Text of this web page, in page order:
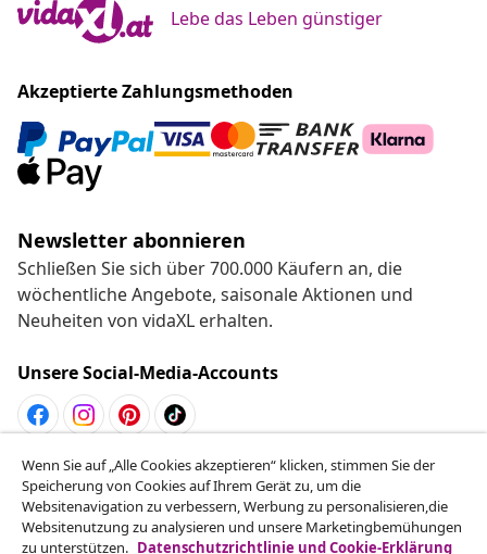
Lebe das Leben günstiger
Akzeptierte Zahlungsmethoden
Newsletter abonnieren
Schließen Sie sich über 700.000 Käufern an, die
wöchentliche Angebote, saisonale Aktionen und
Neuheiten von vidaXL erhalten.
Unsere Social-Media-Accounts
Vom Vertrag zurücktreten
Reiche einen Widerrufsantrag für deine Bestellung
ein.
Wenn Sie auf „Alle Cookies akzeptieren“ klicken, stimmen Sie der
Speicherung von Cookies auf Ihrem Gerät zu, um die
Websitenavigation zu verbessern, Werbung zu personalisieren,die
Websitenutzung zu analysieren und unsere Marketingbemühungen
zu unterstützen. Datenschutzrichtlinie und Cookie-Erklärung